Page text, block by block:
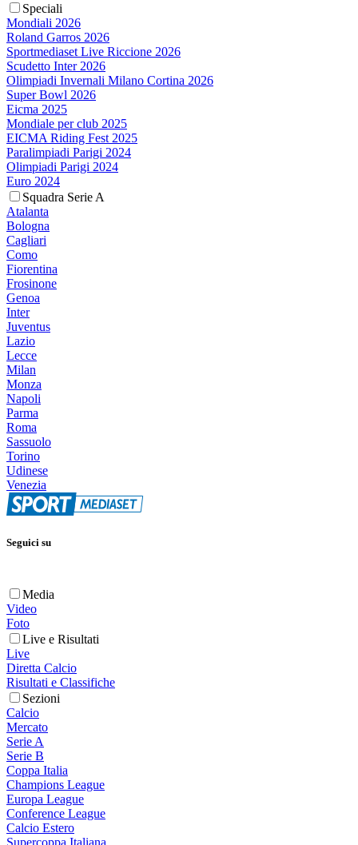
Speciali
Mondiali 2026
Roland Garros 2026
Sportmediaset Live Riccione 2026
Scudetto Inter 2026
Olimpiadi Invernali Milano Cortina 2026
Super Bowl 2026
Eicma 2025
Mondiale per club 2025
EICMA Riding Fest 2025
Paralimpiadi Parigi 2024
Olimpiadi Parigi 2024
Euro 2024
Squadra Serie A
Atalanta
Bologna
Cagliari
Como
Fiorentina
Frosinone
Genoa
Inter
Juventus
Lazio
Lecce
Milan
Monza
Napoli
Parma
Roma
Sassuolo
Torino
Udinese
Venezia
Seguici su
Media
Video
Foto
Live e Risultati
Live
Diretta Calcio
Risultati e Classifiche
Sezioni
Calcio
Mercato
Serie A
Serie B
Coppa Italia
Champions League
Europa League
Conference League
Calcio Estero